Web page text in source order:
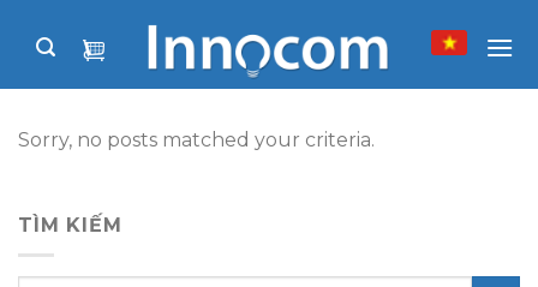
Sorry, no posts matched your criteria.
TÌM KIẾM